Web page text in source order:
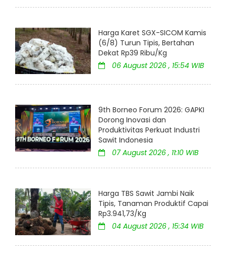
Harga Karet SGX-SICOM Kamis
(6/8) Turun Tipis, Bertahan
Dekat Rp39 Ribu/Kg
06 August 2026 , 15:54 WIB
9th Borneo Forum 2026: GAPKI
Dorong Inovasi dan
Produktivitas Perkuat Industri
Sawit Indonesia
07 August 2026 , 11:10 WIB
Harga TBS Sawit Jambi Naik
Tipis, Tanaman Produktif Capai
Rp3.941,73/Kg
04 August 2026 , 15:34 WIB